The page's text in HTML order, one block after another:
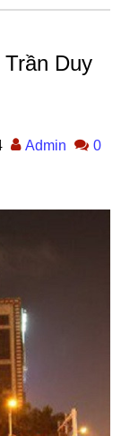
Duy
Admin
0